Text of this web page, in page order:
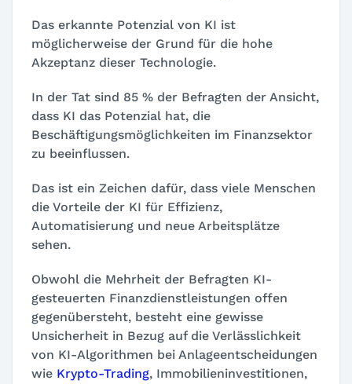
Das erkannte Potenzial von KI ist
möglicherweise der Grund für die hohe
Akzeptanz dieser Technologie.
In der Tat sind 85 % der Befragten der Ansicht,
dass KI das Potenzial hat, die
Beschäftigungsmöglichkeiten im Finanzsektor
zu beeinflussen.
Das ist ein Zeichen dafür, dass viele Menschen
die Vorteile der KI für Effizienz,
Automatisierung und neue Arbeitsplätze
sehen.
Obwohl die Mehrheit der Befragten KI-
gesteuerten Finanzdienstleistungen offen
gegenübersteht, besteht eine gewisse
Unsicherheit in Bezug auf die Verlässlichkeit
von KI-Algorithmen bei Anlageentscheidungen
wie Krypto-Trading, Immobilieninvestitionen,